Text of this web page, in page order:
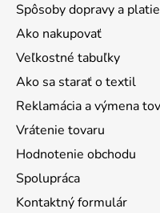
Spôsoby dopravy a
Ako nakupovať
Veľkostné tabuľky
Ako sa starať o textil
Reklamácia a výmena
Vrátenie tovaru
Hodnotenie obchodu
Spolupráca
Kontaktný formulár